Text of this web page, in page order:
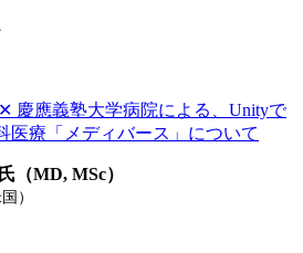
慶應義塾大学病院による、Unityで
医療「メディバース」について
（MD, MSc）
）